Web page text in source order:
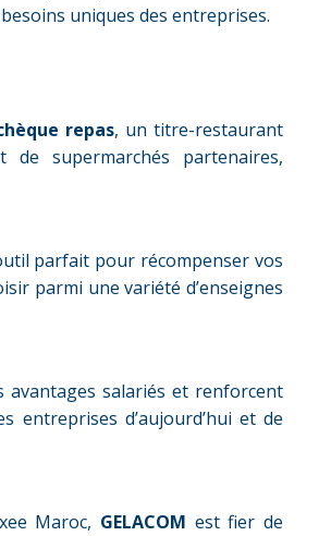
uniques des entreprises.
repas, un titre-restaurant
supermarchés partenaires,
parfait pour récompenser vos
parmi une variété d’enseignes
avantages salariés et renforcent
entreprises d’aujourd’hui et de
Maroc, GELACOM est fier de